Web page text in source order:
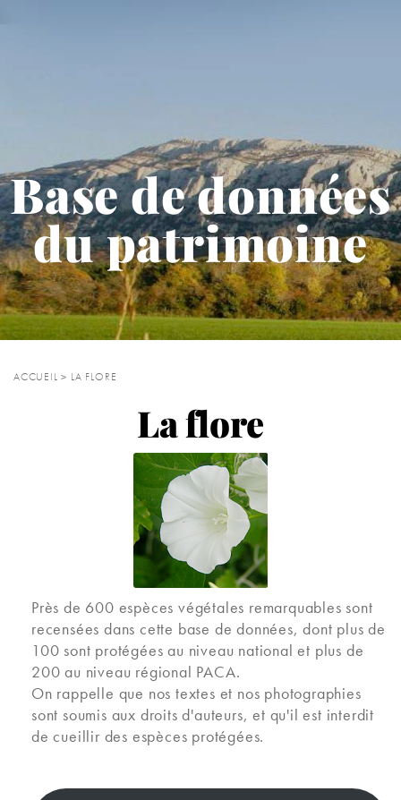
Base de données
du patrimoine
ACCUEIL > LA FLORE
La flore
Près de 600 espèces végétales remarquables sont
recensées dans cette base de données, dont plus de
100 sont protégées au niveau national et plus de
200 au niveau régional PACA.
On rappelle que nos textes et nos photographies
sont soumis aux droits d'auteurs, et qu'il est interdit
de cueillir des espèces protégées.